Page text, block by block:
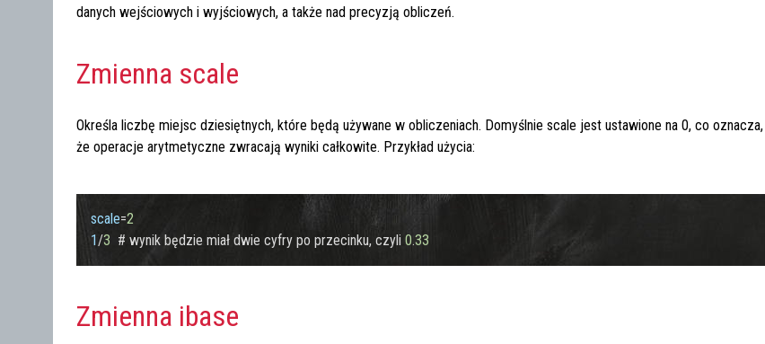
danych wejściowych i wyjściowych, a także nad precyzją obliczeń.
Zmienna scale
Określa liczbę miejsc dziesiętnych, które będą używane w obliczeniach. Domyślniescale jest ustawione na 0, co oznacza,
że operacje arytmetyczne zwracają wyniki całkowite. Przykład użycia:
scale=2
1/3
  # wynik będzie miał dwie cyfry po przecinku, czyli
0.33
Zmienna ibase